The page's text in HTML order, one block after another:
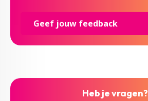
Geef jouw feedback
Heb je vragen?